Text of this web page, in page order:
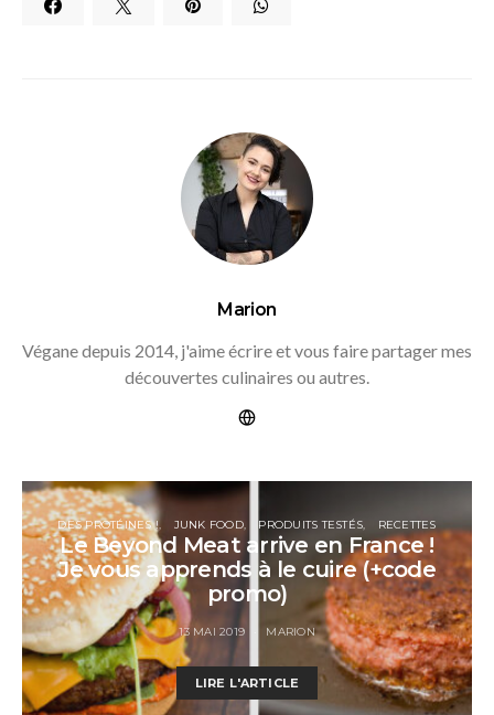
Marion
Végane depuis 2014, j'aime écrire et vous faire partager mes
découvertes culinaires ou autres.
DES PROTÉINES ! JUNK FOOD PRODUITS TESTÉS RECETTES
Le Beyond Meat arrive en France !
Je vous apprends à le cuire (+code
promo)
13 MAI 2019 MARION
LIRE L'ARTICLE